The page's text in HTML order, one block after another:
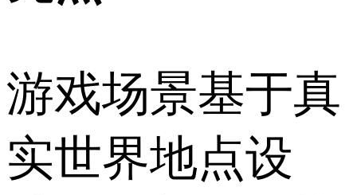
游戏场景基于真
实世界地点设